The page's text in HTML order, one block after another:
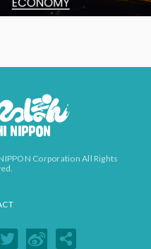
Corporation All Rights